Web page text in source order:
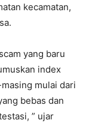
kecamatan,
yang baru
index
mulai dari
bebas dan
” ujar